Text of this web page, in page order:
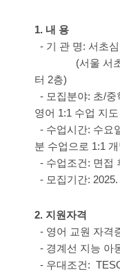
1. 내 용
- 기 관 명: 서초
(서울 서
터 2층)
- 모집분야: 초/중
영어 1:1 수업 지
- 수업시간: 수요
분 수업으로 1:1
- 수업조건: 면접
- 모집기간:
2. 지원자격
- 영어 교원 자격
- 경계선 지능 아
- 우대조건: